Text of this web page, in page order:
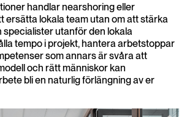
handlar nearshoring eller
ersätta lokala team utan om att stärka
specialister utanför den lokala
tempo i projekt, hantera arbetstoppar
som annars är svåra att
och rätt människor kan
bli en naturlig förlängning av er